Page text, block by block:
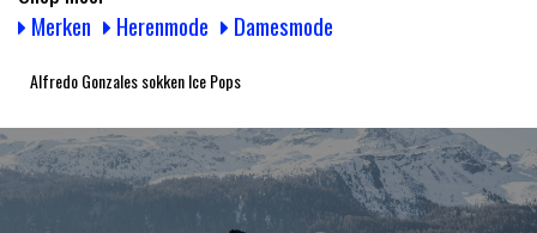
Merken
Herenmode Damesmode
Alfredo Gonzales sokken Ice Pops